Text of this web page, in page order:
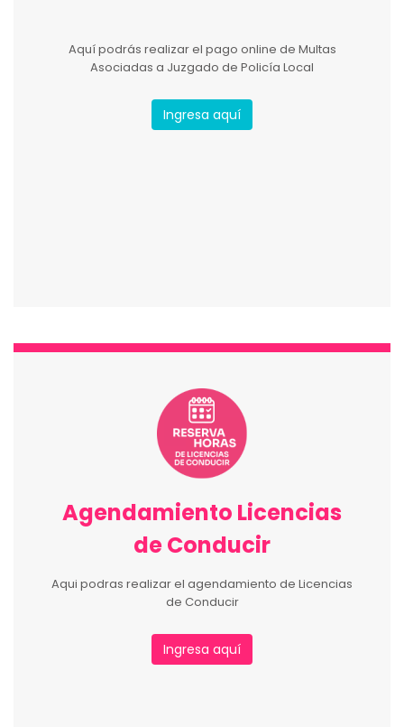
Aquí podrás realizar el pago online de Multas
Asociadas a Juzgado de Policía Local
Ingresa aquí
Agendamiento Licencias
de Conducir
Aqui podras realizar el agendamiento de Licencias
de Conducir
Ingresa aquí